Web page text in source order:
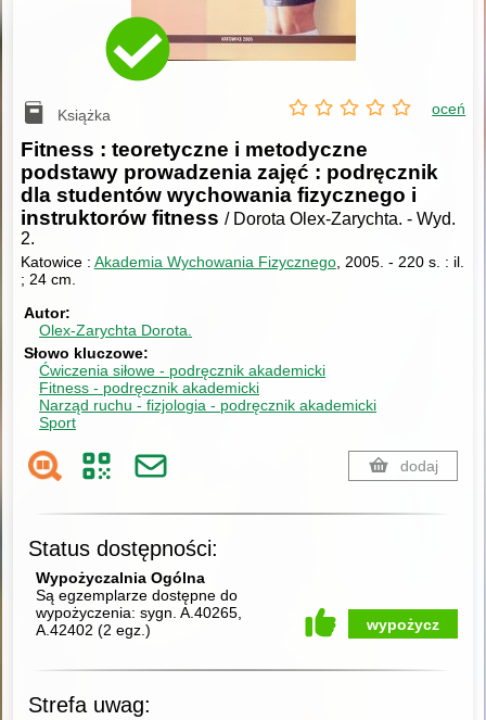
Książka oceń
Fitness : teoretyczne i metodyczne
podstawy prowadzenia zajęć : podręcznik
dla studentów wychowania fizycznego i
instruktorów fitness / Dorota Olex-Zarychta. - Wyd.
2.
Katowice : Akademia Wychowania Fizycznego, 2005. - 220 s. : il.
; 24 cm.
Autor
Olex-Zarychta Dorota.
Słowo kluczowe
Ćwiczenia siłowe - podręcznik akademicki
Fitness - podręcznik akademicki
Narząd ruchu - fizjologia - podręcznik akademicki
Sport
dodaj
Status dostępności:
Wypożyczalnia Ogólna
Są egzemplarze dostępne do
wypożyczenia:sygn. A.40265,
A.42402(2 egz.) wypożycz
Strefa uwag: